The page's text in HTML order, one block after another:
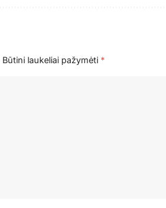
Būtini laukeliai pažymėti *